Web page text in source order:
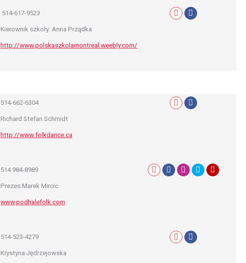
514-617-9523
Kierownik szkoły: Anna Prządka
http://www.polskaszkolamontreal.weebly.com/
MailFacebook
514-662-6304
Richard Stefan Schmidt
http://www.folkdance.ca
MailFacebook
514 984-8989
Prezes Marek Mircic
www.podhalefolk.com
MailFacebookInstagram
X YouTube
514-523-4279
Krystyna Jędrzejowska
MailFacebook